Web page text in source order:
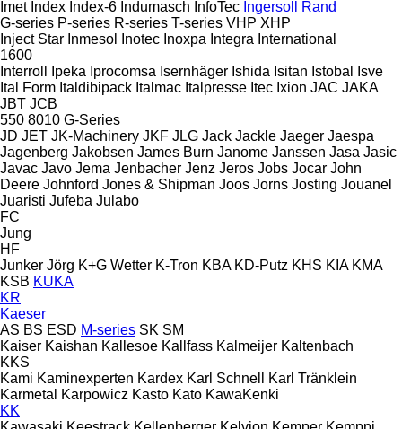
Imet Index Index-6 Indumasch InfoTec Ingersoll Rand
G-series P-series R-series T-series VHP XHP
Inject Star Inmesol Inotec Inoxpa Integra International
1600
Interroll
Ipeka Iprocomsa Isernhäger Ishida Isitan Istobal
Isve
Ital Form Italdibipack Italmac Italpresse Itec Ixion JAC JAKA
JBT JCB
550 8010 G-Series
JD JET JK-Machinery JKF JLG Jack Jackle Jaeger Jaespa
Jagenberg Jakobsen James Burn Janome Janssen Jasa Jasic
Javac Javo Jema Jenbacher Jenz Jeros Jobs Jocar John
Deere Johnford Jones & Shipman Joos Jorns Josting Jouanel
Juaristi Jufeba Julabo
FC
Jung
HF
Junker Jörg K+G Wetter K-Tron KBA KD-Putz KHS KIA KMA
KSB KUKA
KR
Kaeser
AS BS ESD M-series SK SM
Kaiser Kaishan Kallesoe Kallfass Kalmeijer Kaltenbach
KKS
Kami Kaminexperten Kardex Karl Schnell
Karl Tränklein
Karmetal
Karpowicz Kasto Kato KawaKenki
KK